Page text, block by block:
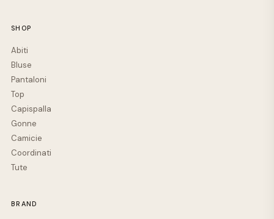
SHOP
Abiti
Bluse
Pantaloni
Top
Capispalla
Gonne
Camicie
Coordinati
Tute
BRAND